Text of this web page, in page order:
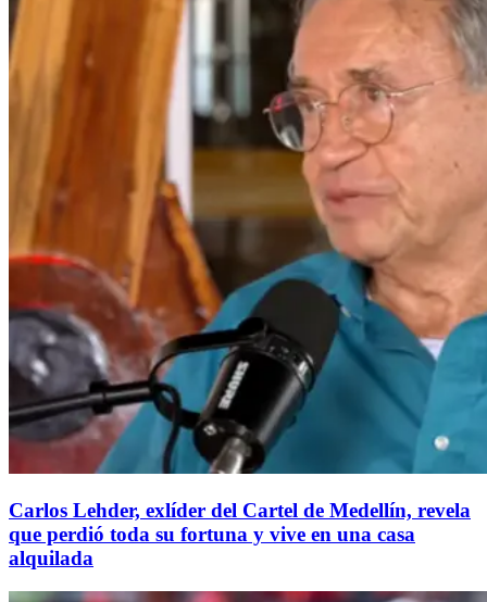
Carlos Lehder, exlíder del Cartel de Medellín, revela
que perdió toda su fortuna y vive en una casa
alquilada